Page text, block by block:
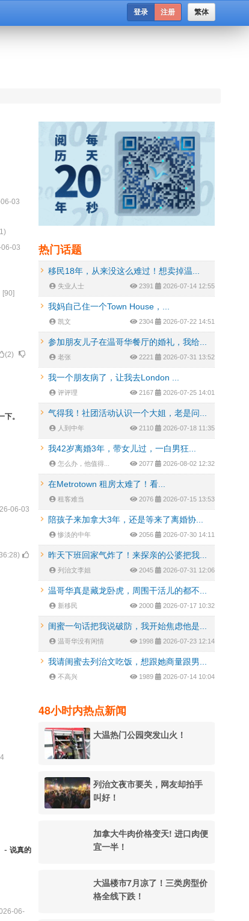
繁体
登录 注册
03
1)
03
[90]
(2)
。
06-03
)
- 说真的
06-
热门话题
移民18年，从来没这么难过！想卖掉温...
失业人士 2391 2026-07-14 12:55
我妈自己住一个Town House，...
凯文 2304 2026-07-22 14:51
参加朋友儿子在温哥华餐厅的婚礼，我给...
老张 2221 2026-07-31 13:52
我一个朋友病了，让我去London ...
评评理 2167 2026-07-25 14:01
气得我！社团活动认识一个大姐，老是问...
人到中年 2110 2026-07-18 11:35
我42岁离婚3年，带女儿过，一白男狂...
怎么办，他值得... 2077 2026-08-02 12:32
在Metrotown 租房太难了！看...
租客难当 2076 2026-07-15 13:53
陪孩子来加拿大3年，还是等来了离婚协...
惨淡的中年 2056 2026-07-30 14:11
昨天下班回家气炸了！来探亲的公婆把我...
列治文李姐 2045 2026-07-31 12:06
温哥华真是藏龙卧虎，周围干活儿的都不...
新移民 2000 2026-07-17 10:32
闺蜜一句话把我说破防，我开始焦虑他是...
温哥华没有闲情 1998 2026-07-23 12:14
我请闺蜜去列治文吃饭，想跟她商量跟男...
不高兴 1989 2026-07-14 10:04
48小时内热点新闻
大温热门公园突发山火！
列治文夜市要关，网友却拍手
叫好！
加拿大牛肉价格变天! 进口肉便
宜一半！
大温楼市7月凉了！三类房型价
格全线下跌！